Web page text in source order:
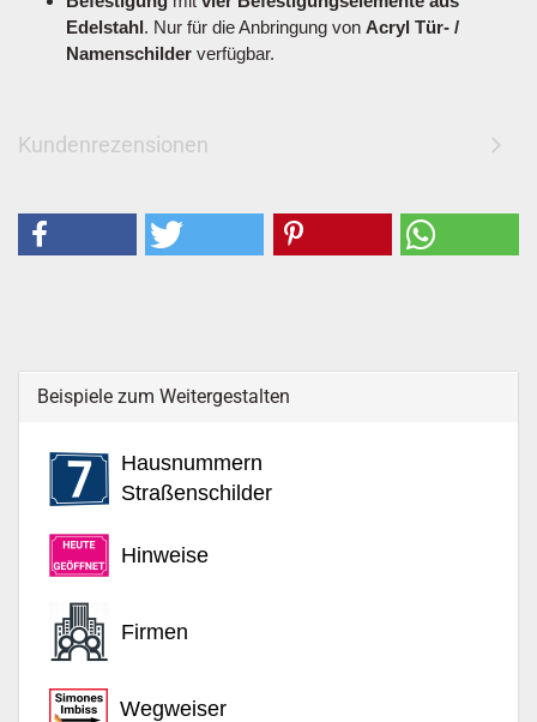
Edelstahl. Nur für die Anbringung von Acryl Tür- /
Namenschilder verfügbar.
Kundenrezensionen
Beispiele zum Weitergestalten
Hausnummern
Straßenschilder
Hinweise
Firmen
Wegweiser